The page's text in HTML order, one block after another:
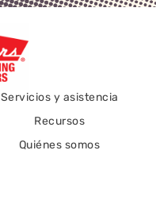
Servicios y asistencia
Recursos
Quiénes somos